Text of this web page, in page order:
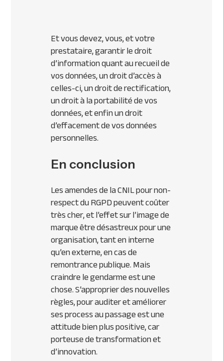
Et vous devez, vous, et votre
prestataire, garantir le droit
d’information quant au recueil de
vos données, un droit d’accès à
celles-ci, un droit de rectification,
un droit à la portabilité de vos
données, et enfin un droit
d’effacement de vos données
personnelles.
En conclusion
Les amendes de la CNIL pour non-
respect du RGPD peuvent coûter
très cher, et l’effet sur l’image de
marque être désastreux pour une
organisation, tant en interne
qu’en externe, en cas de
remontrance publique. Mais
craindre le gendarme est une
chose. S’approprier des nouvelles
règles, pour auditer et améliorer
ses process au passage est une
attitude bien plus positive, car
porteuse de transformation et
d’innovation.